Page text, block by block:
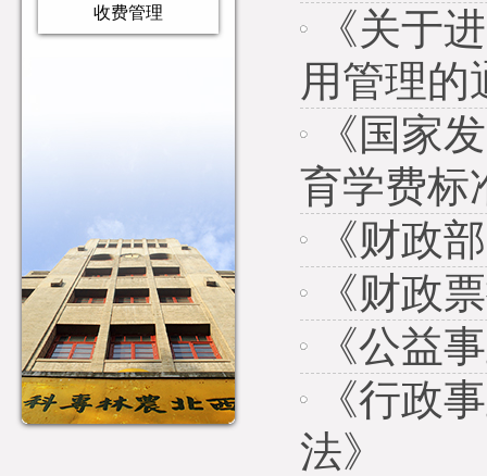
收费管理
《关于
用管理的
《国家
育学费标
《财政
《财政
《公益
《行政
法》